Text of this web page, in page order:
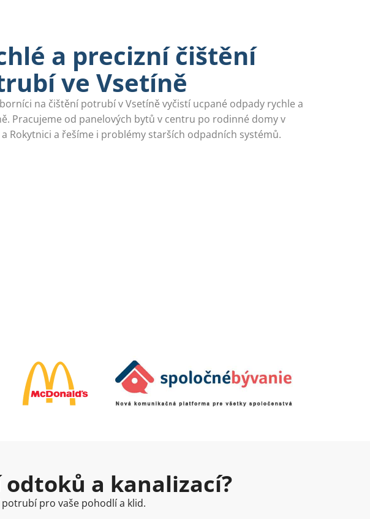
a precizní čištění
ve Vsetíně
na čištění potrubí v Vsetíně vyčistí ucpané odpady rychle a
Pracujeme od panelových bytů v centru po rodinné domy v
a Rokytnici a řešíme i problémy starších odpadních systémů.
a kanalizací?
pro vaše pohodlí a klid.